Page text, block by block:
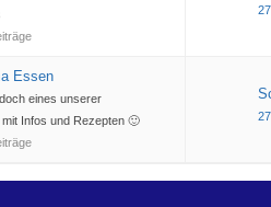
Essen
eines unserer
mit Infos und Rezepten 🙂